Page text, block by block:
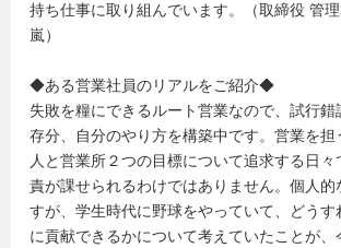
持ち仕事に取り組んでいます。（取締役 管
嵐）
◆ある営業社員のリアルをご紹介◆
失敗を糧にできるルート営業なので、試行錯
存分、自分のやり方を構築中です。営業を担
人と営業所２つの目標について追求する日
責が課せられるわけではありません。個人的
すが、学生時代に野球をやっていて、どうす
に貢献できるかについて考えていたことが、